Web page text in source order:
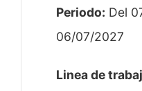
Periodo: Del
06/07/2027
Linea de